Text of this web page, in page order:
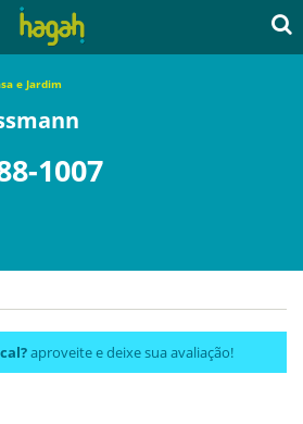
e Jardim
1007
aproveite e deixe sua avaliação!